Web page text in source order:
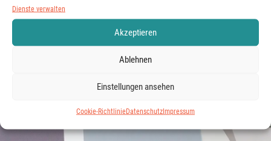
Dienste verwalten
Akzeptieren
Ablehnen
Einstellungen ansehen
Cookie-RichtlinieDatenschutzImpressum